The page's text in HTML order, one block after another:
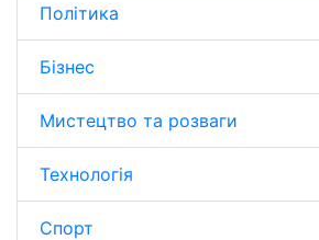
Політика
Бізнес
Мистецтво та розваги
Технологія
Спорт